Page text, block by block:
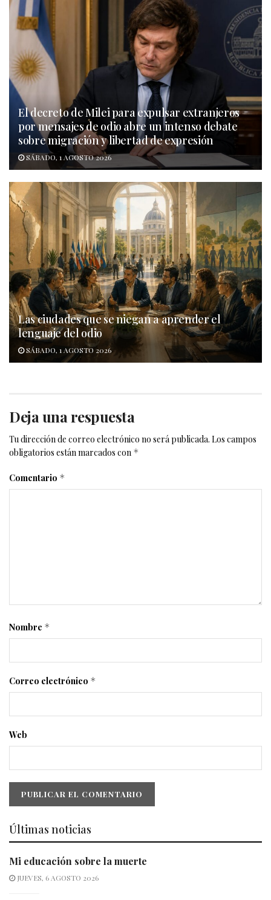
El decreto de Milei para expulsar extranjeros
por mensajes de odio abre un intenso debate
sobre migración y libertad de expresión
SÁBADO, 1 AGOSTO 2026
Las ciudades que se niegan a aprender el
lenguaje del odio
SÁBADO, 1 AGOSTO 2026
Deja una respuesta
Tu dirección de correo electrónico no será publicada. Los campos
obligatorios están marcados con *
Comentario *
Nombre *
Correo electrónico *
Web
Últimas noticias
Mi educación sobre la muerte
JUEVES, 6 AGOSTO 2026